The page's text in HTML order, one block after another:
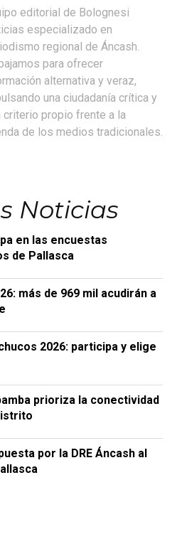
editorial de Bolognesi
especializado en
regional de Áncash.
para ofrecer
alternativa y veraz,
una ciudadanía crítica y
criterio propio frente a la
de los medios tradicionales.
Noticias
en las encuestas
de Pallasca
más de 969 mil acudirán a
2026: participa y elige
prioriza la conectividad
por la DRE Áncash al